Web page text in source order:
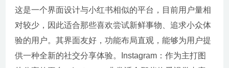
这是一个界面设计与小红书相似的平台，目前用户量相
对较少，因此适合那些喜欢尝试新鲜事物、追求小众体
验的用户。其界面友好，功能布局直观，能够为用户提
供一种全新的社交分享体验。Instagram：作为主打图